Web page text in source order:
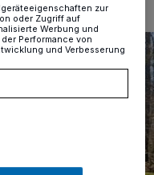
zur
oder Zugriff auf
Werbung und
Performance von
und Verbesserung